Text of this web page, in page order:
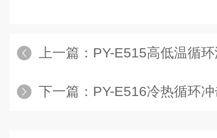
上一篇： PY-E515高低温循
下一篇： PY-E516冷热循环